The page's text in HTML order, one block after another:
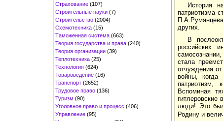
Страхование (107)
Строительные науки (7)
Строительство (2004)
Схемотехника (15)
Таможенная система (663)
Теория государства и права (240)
Теория организации (39)
Теплотехника (25)
Технология (624)
Товароведение (16)
Транспорт (2652)
Трудовое право (136)
Туризм (90)
Уголовное право и процесс (406)
Управление (95)
История
патриотизма
других.
В
российских
стала
отчуждения
войны,
патриотизм,
Вспоминая
люди! Это
Родину и